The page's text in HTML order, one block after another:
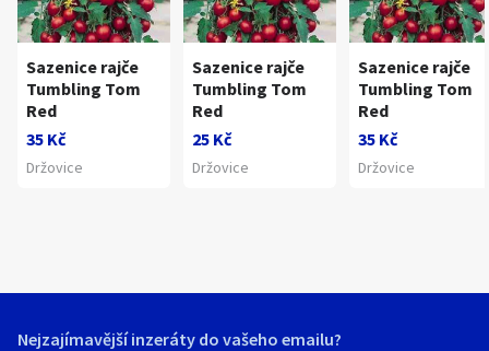
Sazenice rajče
Tumbling Tom
Red
35 Kč
Držovice
Sazenice rajče
Tumbling Tom
Red
25 Kč
Držovice
Sazenice rajče
Tumbling Tom
Red
35 Kč
Držovice
Nejzajímavější inzeráty do vašeho emailu?